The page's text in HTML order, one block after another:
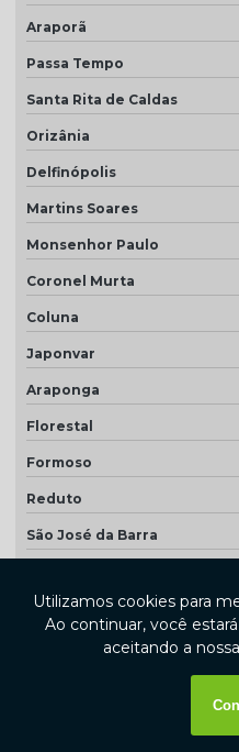
Araporã
Passa Tempo
Santa Rita de Caldas
Orizânia
Delfinópolis
Martins Soares
Monsenhor Paulo
Coronel Murta
Coluna
Japonvar
Araponga
Florestal
Formoso
Reduto
São José da Barra
Senador Firmino
Verdelândia
São João Batista do Glória